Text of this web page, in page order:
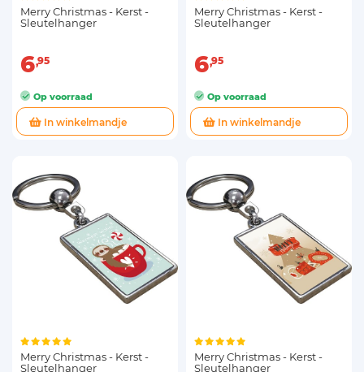
Merry Christmas - Kerst -
Sleutelhanger
6 95
Op voorraad
In winkelmandje
Merry Christmas - Kerst -
Sleutelhanger
6 95
Op voorraad
In winkelmandje
Merry Christmas - Kerst -
Sleutelhanger
Merry Christmas - Kerst -
Sleutelhanger